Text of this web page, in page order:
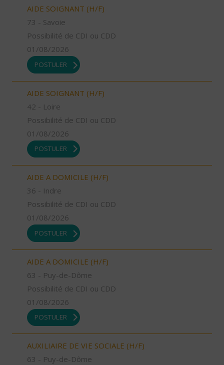
AIDE SOIGNANT (H/F)
73 - Savoie
Possibilité de CDI ou CDD
01/08/2026
POSTULER
AIDE SOIGNANT (H/F)
42 - Loire
Possibilité de CDI ou CDD
01/08/2026
POSTULER
AIDE A DOMICILE (H/F)
36 - Indre
Possibilité de CDI ou CDD
01/08/2026
POSTULER
AIDE A DOMICILE (H/F)
63 - Puy-de-Dôme
Possibilité de CDI ou CDD
01/08/2026
POSTULER
AUXILIAIRE DE VIE SOCIALE (H/F)
63 - Puy-de-Dôme